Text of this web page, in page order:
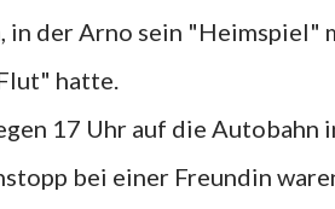
in der Arno sein "Heimspiel"
hatte.
bei einer Freundin